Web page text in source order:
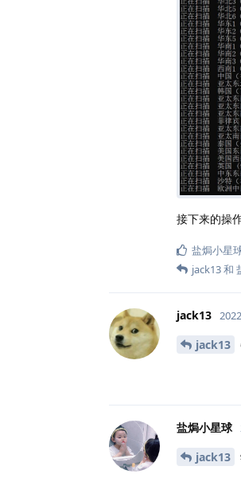
接下来的操
盐焗小星
jack13和
jack13
jack13
盐焗小星球
jack13